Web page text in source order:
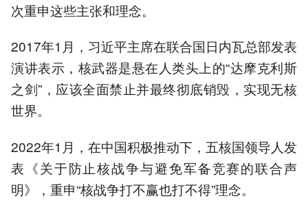
次重申这些主张和理念。
2017年1月，习近平主席在联合国日内瓦总部发表
演讲表示，核武器是悬在人类头上的“达摩克利斯
之剑”，应该全面禁止并最终彻底销毁，实现无核
世界。
2022年1月，在中国积极推动下，五核国领导人发
表《关于防止核战争与避免军备竞赛的联合声
明》，重申“核战争打不赢也打不得”理念。